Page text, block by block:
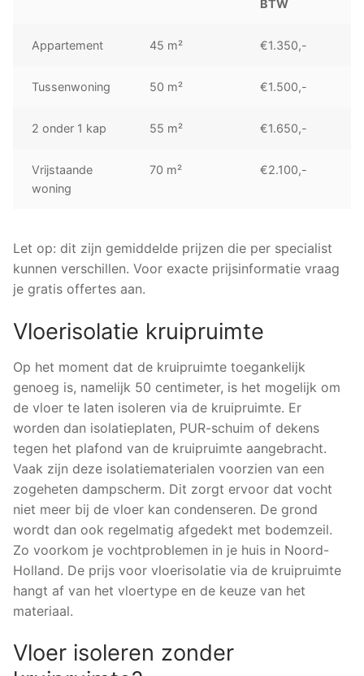
BTW
Appartement 45 m² €1.350,-
Tussenwoning 50 m² €1.500,-
2 onder 1 kap 55 m² €1.650,-
Vrijstaande
woning
70 m² €2.100,-
Let op: dit zijn gemiddelde prijzen die per specialist
kunnen verschillen. Voor exacte prijsinformatie vraag
je gratis offertes aan.
Vloerisolatie kruipruimte
Op het moment dat de kruipruimte toegankelijk
genoeg is, namelijk 50 centimeter, is het mogelijk om
de vloer te laten isoleren via de kruipruimte. Er
worden dan isolatieplaten, PUR-schuim of dekens
tegen het plafond van de kruipruimte aangebracht.
Vaak zijn deze isolatiematerialen voorzien van een
zogeheten dampscherm. Dit zorgt ervoor dat vocht
niet meer bij de vloer kan condenseren. De grond
wordt dan ook regelmatig afgedekt met bodemzeil.
Zo voorkom je vochtproblemen in je huis in Noord-
Holland. De prijs voor vloerisolatie via de kruipruimte
hangt af van het vloertype en de keuze van het
materiaal.
Vloer isoleren zonder